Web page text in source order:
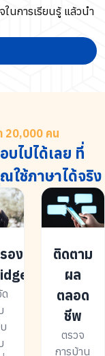
นการเรียนรู้ แล้วนำ
20,000 คน
ไปได้เลย ที่
ใช้ภาษาได้จริง
อง
ติดตาม
ผล
ตลอด
ชีพ
ตรวจ
การบ้าน